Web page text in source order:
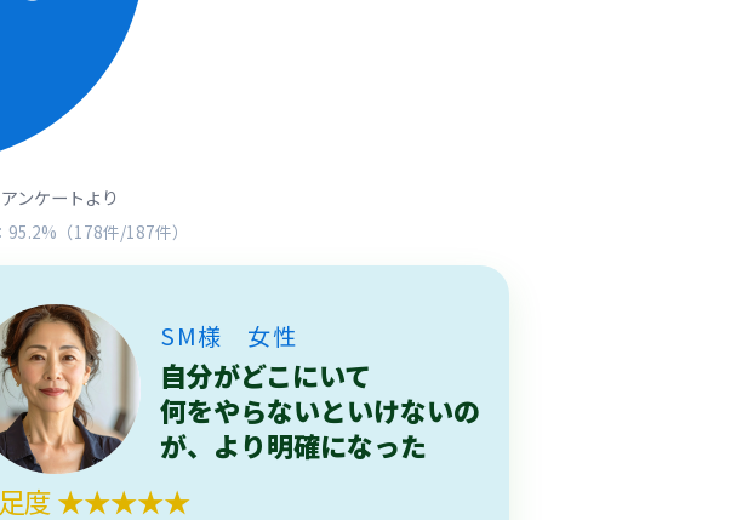
ンケートより
（178件/187件）
SM様 女性
自分がどこにいて
何をやらないといけないの
が、より明確になった
度 ★★★★★